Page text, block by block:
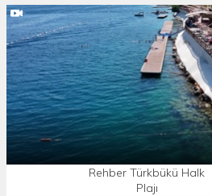
Rehber Türkbükü Halk
Plajı